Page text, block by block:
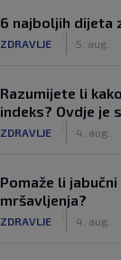
6 najboljih dijeta
ZDRAVLJE 5. aug.
Razumijete li
indeks? Ovdje je
ZDRAVLJE 4. aug.
Pomaže li
mršavljenja?
ZDRAVLJE 4. aug.